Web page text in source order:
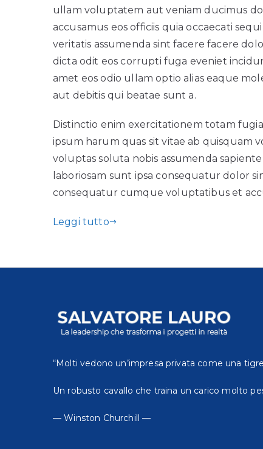
ullam voluptatem aut veniam ducimus
accusamus eos officiis quia occaecati
veritatis assumenda sint facere facere
dicta odit eos corrupti fuga eveniet
amet eos odio ullam optio alias eaque
aut debitis qui beatae sunt a.
Distinctio enim exercitationem totam
ipsum harum quas sit vitae ab quisquam
voluptas soluta nobis assumenda
laboriosam sunt ipsa consequatur dolor
consequatur cumque voluptatibus et
Leggi tutto
“Molti vedono un’impresa privata come una
Un robusto cavallo che traina un carico molto
— Winston Churchill —